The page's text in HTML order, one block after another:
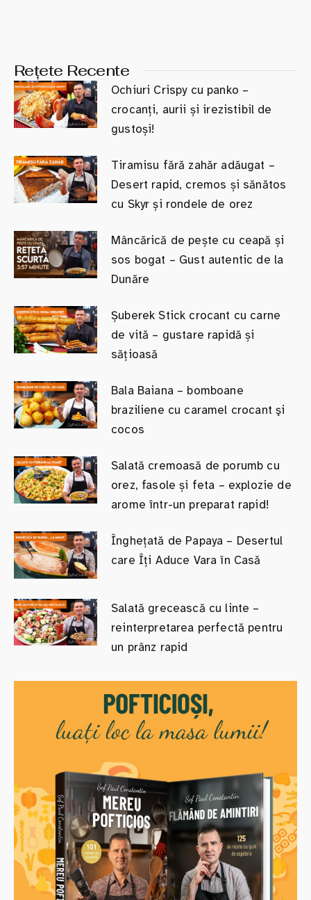
Rețete Recente
Ochiuri Crispy cu panko –
crocanți, aurii și irezistibil de
gustoși!
Tiramisu fără zahăr adăugat –
Desert rapid, cremos și sănătos
cu Skyr și rondele de orez
Mâncărică de pește cu ceapă și
sos bogat – Gust autentic de la
Dunăre
Șuberek Stick crocant cu carne
de vită – gustare rapidă și
sățioasă
Bala Baiana – bomboane
braziliene cu caramel crocant şi
cocos
Salată cremoasă de porumb cu
orez, fasole și feta – explozie de
arome într-un preparat rapid!
Înghețată de Papaya – Desertul
care Îți Aduce Vara în Casă
Salată grecească cu linte –
reinterpretarea perfectă pentru
un prânz rapid